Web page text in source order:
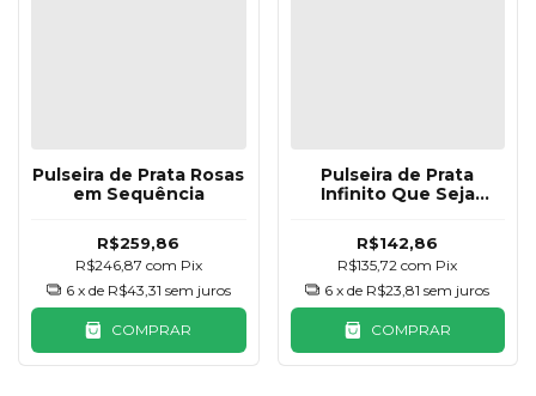
Pulseira de Prata Rosas
em Sequência
R$259,86
R$246,87 com Pix
6 x de R$43,31 sem juros
COMPRAR
Pulseira de Prata
Infinito Que Seja
R$142,86
R$135,72com Pix
6 x de R$23,81 sem juros
COMPRAR